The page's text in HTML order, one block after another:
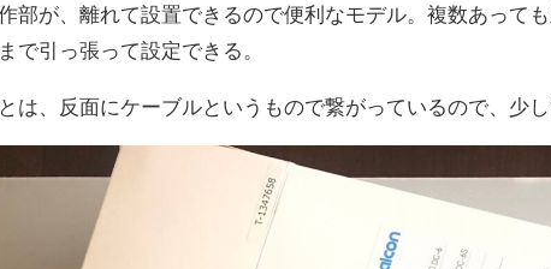
部が、離れて設置できるので便利なモデル。複数あって
で引っ張って設定できる。
は、反面にケーブルというもので繋がっているので、少し